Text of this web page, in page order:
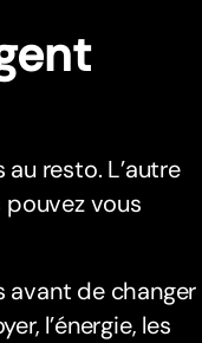
resto. L’autre
pouvez vous
avant de changer
l’énergie, les